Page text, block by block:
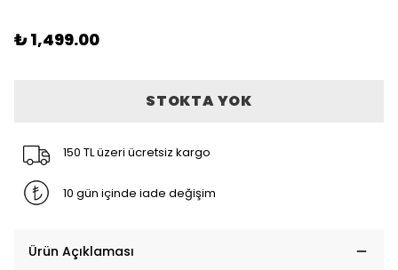
₺ 1,499.00
STOKTA YOK
150 TL üzeri ücretsiz kargo
10 gün içinde iade değişim
Ürün Açıklaması